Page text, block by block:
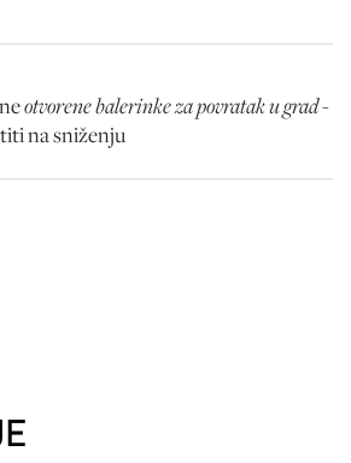
otvorene balerinke za povratak u grad-
na sniženju